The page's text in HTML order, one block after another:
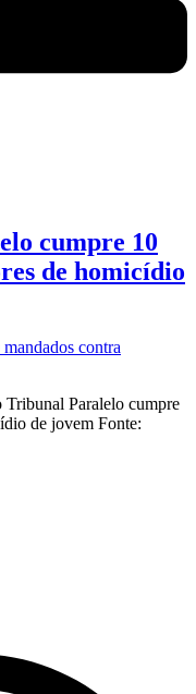
cumpre 10
de homicídio
Paralelo cumpre
de jovem Fonte: